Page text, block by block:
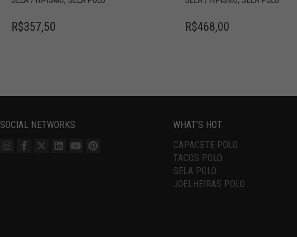
R$357,50 R$468,00
SOCIAL NETWORKS
WHAT’S HOT
CAPACETE POLO
TACOS POLO
SELA POLO
JOELHEIRAS POLO